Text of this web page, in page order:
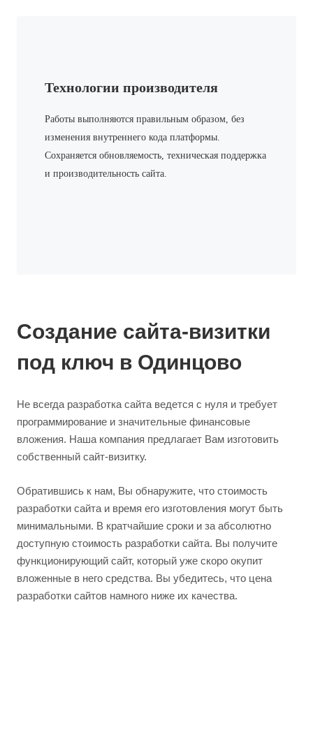
Технологии производителя
Работы выполняются правильным образом, без
изменения внутреннего кода платформы.
Сохраняется обновляемость, техническая поддержка
и производительность сайта.
Создание сайта-визитки
под ключ в Одинцово
Не всегда разработка сайта ведется с нуля и требует
программирование и значительные финансовые
вложения. Наша компания предлагает Вам изготовить
собственный сайт-визитку.
Обратившись к нам, Вы обнаружите, что стоимость
разработки сайта и время его изготовления могут быть
минимальными. В кратчайшие сроки и за абсолютно
доступную стоимость разработки сайта. Вы получите
функционирующий сайт, который уже скоро окупит
вложенные в него средства. Вы убедитесь, что цена
разработки сайтов намного ниже их качества.